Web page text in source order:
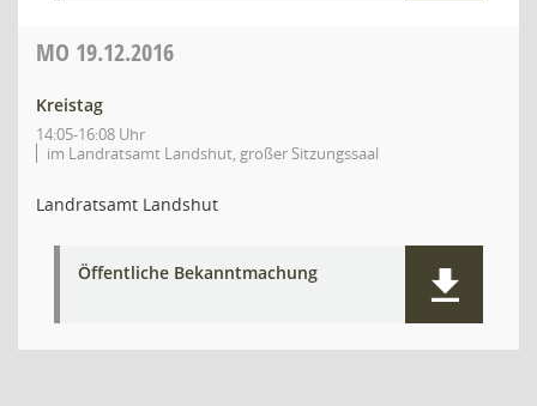
MO 19.12.2016
Kreistag
14:05-16:08 Uhr
im Landratsamt Landshut, großer Sitzungssaal
Landratsamt Landshut
Öffentliche Bekanntmachung